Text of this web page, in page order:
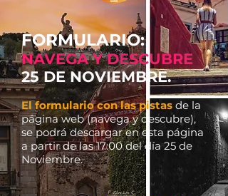
FORMULARIO:
NAVEGA Y DESCUBRE
25 DE NOVIEMBRE.
El formulario con las pistas de la
página web (navega y descubre),
se podrá descargar en esta página
a partir de las 17:00 del día 25 de
Noviembre.